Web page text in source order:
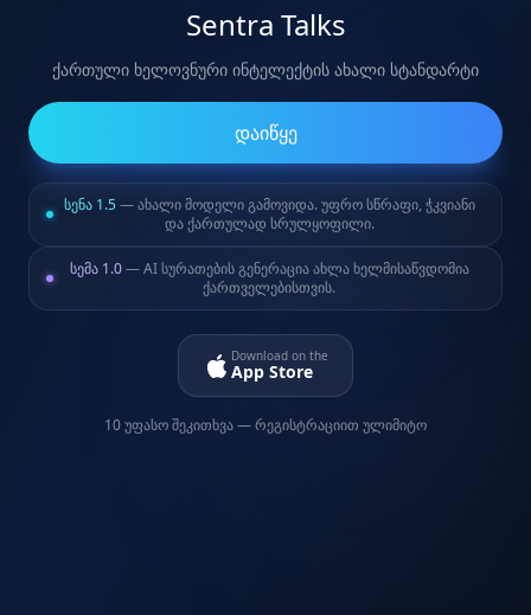
Sentra Talks
ქართული ხელოვნური ინტელექტის ახალი სტანდარტი
დაიწყე
სენა 1.5— ახალი მოდელი გამოვიდა. უფრო სწრაფი, ჭკვიანი
და ქართულად სრულყოფილი.
სემა 1.0— AI სურათების გენერაცია ახლა ხელმისაწვდომია
ქართველებისთვის.
Download on the
App Store
10 უფასო შეკითხვა — რეგისტრაციით ულიმიტო